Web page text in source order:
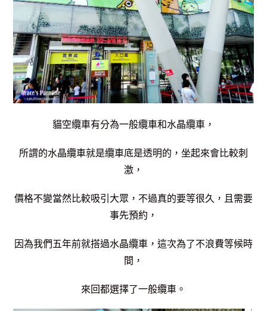
貓空纜車有分為一般纜車和水晶纜車，
所謂的水晶纜車就是纜車底是透明的，坐起來會比較刺
激，
價格不變當然比較吸引大眾，不過真的要等很久， 且需要
事先預約，
因為我們五年前就搭過水晶纜車，這次為了不浪費等候時
間，
來回都選擇了一般纜車。